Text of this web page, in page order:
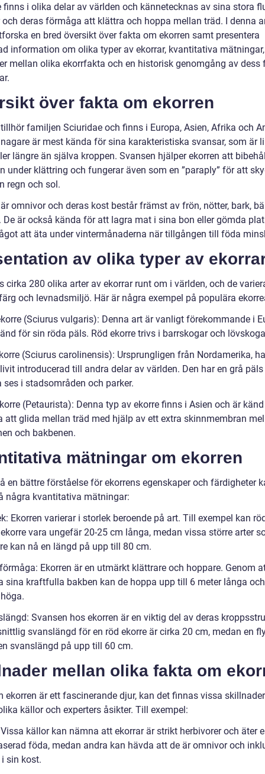
finns i olika delar av världen och kännetecknas av sina stora
och deras förmåga att klättra och hoppa mellan träd. I denna
en bred översikt över fakta om ekorren samt presentera
information om olika typer av ekorrar, kvantitativa mätningar,
mellan olika ekorrfakta och en historisk genomgång av dess
över fakta om ekorren
familjen Sciuridae och finns i Europa, Asien, Afrika och
är mest kända för sina karakteristiska svansar, som är
längre än själva kroppen. Svansen hjälper ekorren att
under klättring och fungerar även som en ”paraply” för att
regn och sol.
omnivor och deras kost består främst av frön, nötter, bark,
De är också kända för att lagra mat i sina bon eller gömda
att äta under vintermånaderna när tillgången till föda
av olika typer av
cirka 280 olika arter av ekorrar runt om i världen, och de
och levnadsmiljö. Här är några exempel på populära
(Sciurus vulgaris): Denna art är vanligt förekommande i
för sin röda päls. Röd ekorre trivs i barrskogar och
(Sciurus carolinensis): Ursprungligen från Nordamerika,
introducerad till andra delar av världen. Den har en grå
ses i stadsområden och parker.
(Petaurista): Denna typ av ekorre finns i Asien och är
att glida mellan träd med hjälp av ett extra skinnmembran
och bakbenen.
mätningar om ekorren
en bättre förståelse för ekorrens egenskaper och färdigheter
några kvantitativa mätningar:
Ekorren varierar i storlek beroende på art. Till exempel kan
vara ungefär 20-25 cm långa, medan vissa större arter
kan nå en längd på upp till 80 cm.
Ekorren är en utmärkt klättrare och hoppare. Genom
sina kraftfulla bakben kan de hoppa upp till 6 meter långa
Svansen hos ekorren är en viktig del av deras
svanslängd för en röd ekorre är cirka 20 cm, medan en
svanslängd på upp till 60 cm.
mellan olika fakta om
ekorren är ett fascinerande djur, kan det finnas vissa
källor och experters åsikter. Till exempel:
källor kan nämna att ekorrar är strikt herbivorer och äter
föda, medan andra kan hävda att de är omnivor och
sin kost.